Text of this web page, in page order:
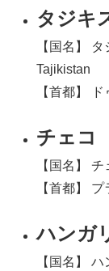
タジキ
【国名】
Tajikistan
【首都】
チェコ
【国名】
【首都】
ハンガ
【国名】